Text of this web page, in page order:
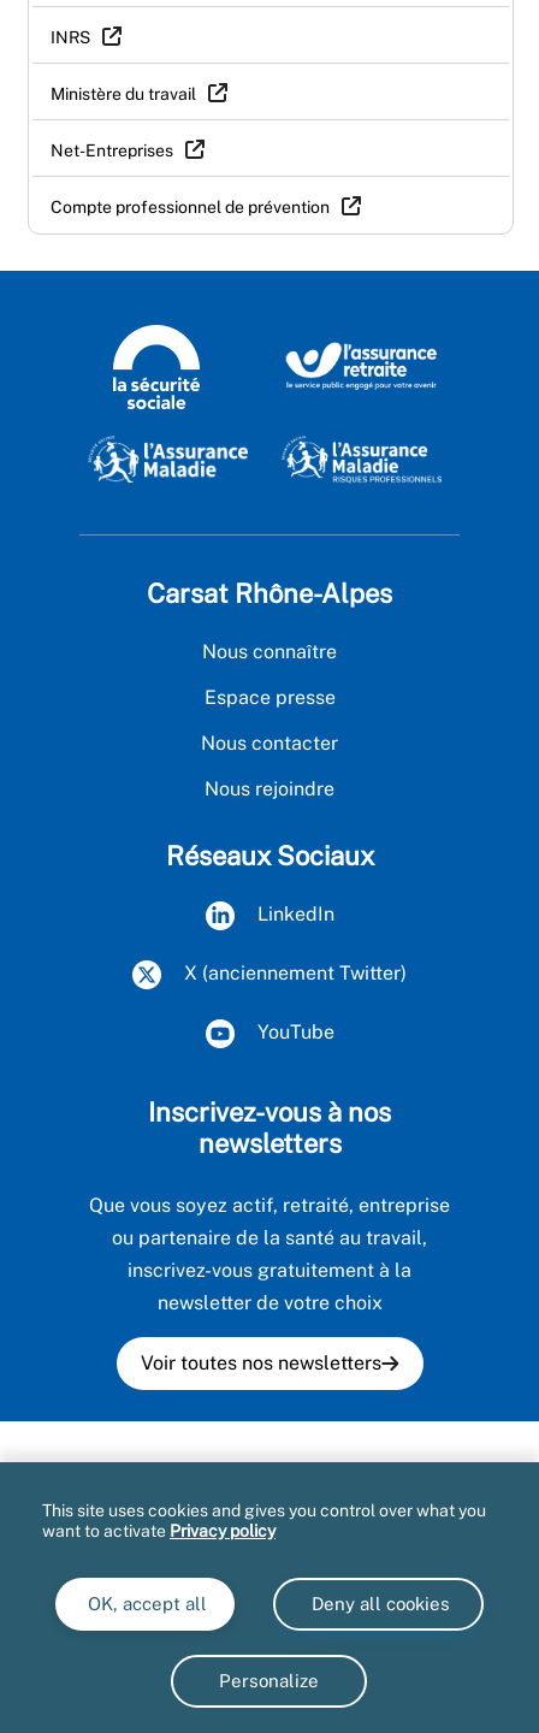
INRS
Ministère du travail
Net-Entreprises
Compte professionnel de prévention
Carsat Rhône-Alpes
Nous connaître
Espace presse
Nous contacter
Nous rejoindre
Réseaux Sociaux
LinkedIn
X (anciennement Twitter)
YouTube
Inscrivez-vous à nos
newsletters
Que vous soyez actif, retraité, entreprise
ou partenaire de la santé au travail,
inscrivez-vous gratuitement à la
newsletter de votre choix
Voir toutes nos newsletters
Mentions légales et CGU
Informatique et libertés
Marchés publics
This site uses cookies and gives you control over what you
want to activate Privacy policy
OK, accept all Deny all cookies
Personalize